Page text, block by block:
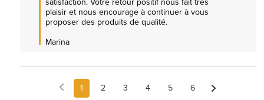
plaisir et nous encourage à continuer à vous
proposer des produits de qualité.
Marina
1 2 3 4 5 6